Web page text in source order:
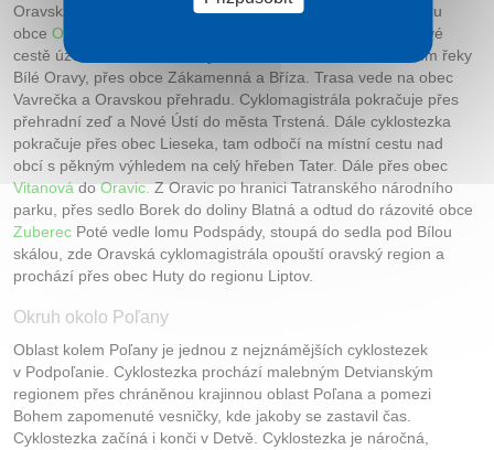
Oravská cyklomagistrála začíná v sedle Demänová v katastru
obce Oravská Lesná.
Trasa dále pokračuje po dobré asfaltové
cestě územím chráněné krajinné oblasti Horní Orava, údolím řeky
Bílé Oravy, přes obce Zákamenná a Bříza. Trasa vede na obec
Vavrečka a Oravskou přehradu. Cyklomagistrála pokračuje přes
přehradní zeď a Nové Ústí do města Trstená. Dále cyklostezka
pokračuje přes obec Lieseka, tam odbočí na místní cestu nad
obcí s pěkným výhledem na celý hřeben Tater. Dále přes obec
Vitanová doOravic.Z Oravic po hranici Tatranského národního
parku, přes sedlo Borek do doliny Blatná a odtud do rázovité obce
Zuberec Poté vedle lomu Podspády, stoupá do sedla pod Bílou
skálou, zde Oravská cyklomagistrála opouští oravský region a
prochází přes obec Huty do regionu Liptov.
Okruh okolo Poľany
Oblast kolem Poľany je jednou z nejznámějších cyklostezek
v Podpoľanie. Cyklostezka prochází malebným Detvianským
regionem přes chráněnou krajinnou oblast Poľana a pomezi
Bohem zapomenuté vesničky, kde jakoby se zastavil čas.
Cyklostezka začíná i konči v Detvě. Cyklostezka je náročná,